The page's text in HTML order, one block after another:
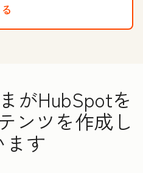
る
がHubSpotを
ンツを作成し
ます